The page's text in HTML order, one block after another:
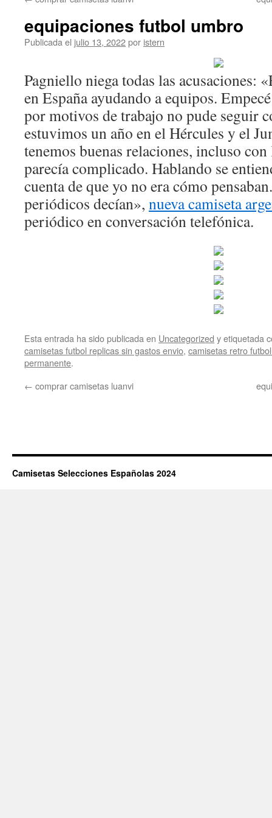
equipaciones futbol umbro
Publicada el julio 13, 2022por istern
Pagniello niega todas las acusaciones:
en España ayudando a equipos.
por motivos de trabajo no pude seguir
estuvimos un año en el Hércules y el
tenemos buenas relaciones, incluso
parecía complicado. Hablando se
cuenta de que yo no era cómo
periódicos decían», nueva camiseta
periódico en conversación telefónica.
Esta entrada ha sido publicada en Uncategorized y etiquetada
camisetas futbol replicas sin gastos envio, camisetas retro
permanente.
← comprar camisetas luanvi
Camisetas Selecciones Españolas 2024